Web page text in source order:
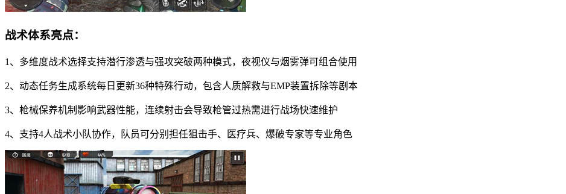
战术体系亮点：
1、多维度战术选择支持潜行渗透与强攻突破两种模式，夜视仪与烟雾弹可组合使用
2、动态任务生成系统每日更新36种特殊行动，包含人质解救与EMP装置拆除等剧本
3、枪械保养机制影响武器性能，连续射击会导致枪管过热需进行战场快速维护
4、支持4人战术小队协作，队员可分别担任狙击手、医疗兵、爆破专家等专业角色